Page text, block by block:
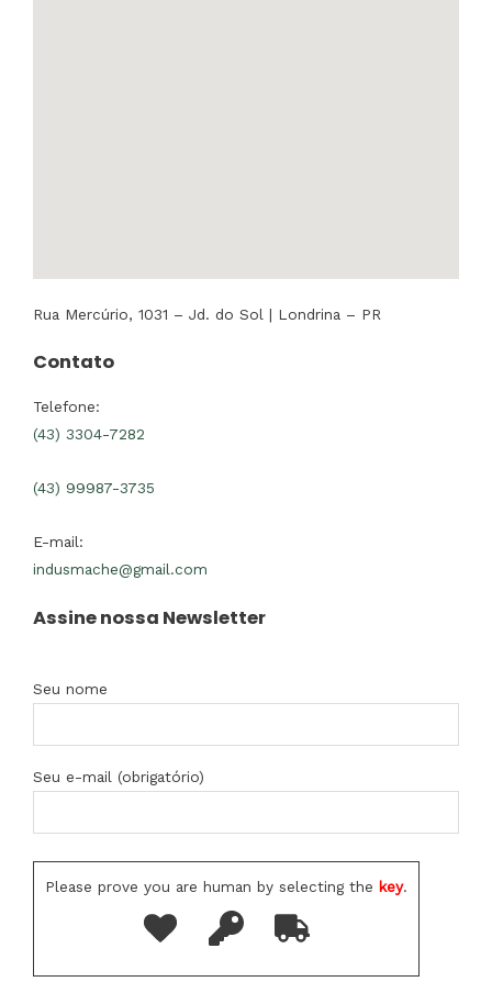
Rua Mercúrio, 1031 – Jd. do Sol | Londrina – PR
Contato
Telefone:
(43) 3304-7282
(43) 99987-3735
E-mail:
indusmache@gmail.com
Assine nossa Newsletter
Seu nome
Seu e-mail (obrigatório)
Please prove you are human by selecting the key.